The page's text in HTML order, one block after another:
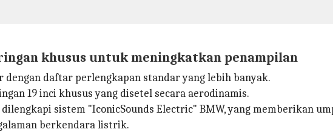
khusus untuk meningkatkan penampilan
dengan daftar perlengkapan standar yang lebih banyak.
19 inci khusus yang disetel secara aerodinamis.
sistem "IconicSounds Electric" BMW, yang memberikan
berkendara listrik.